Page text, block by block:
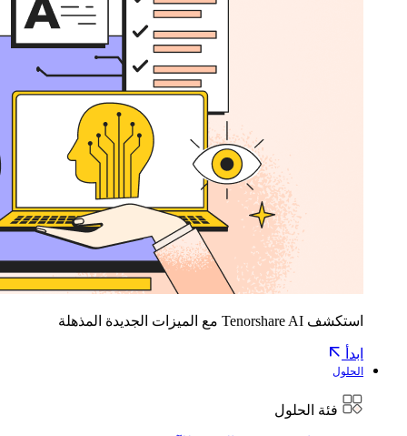
استكشف Tenorshare AI مع الميزات الجديدة المذهلة
ابدأ
الحلول
فئة الحلول